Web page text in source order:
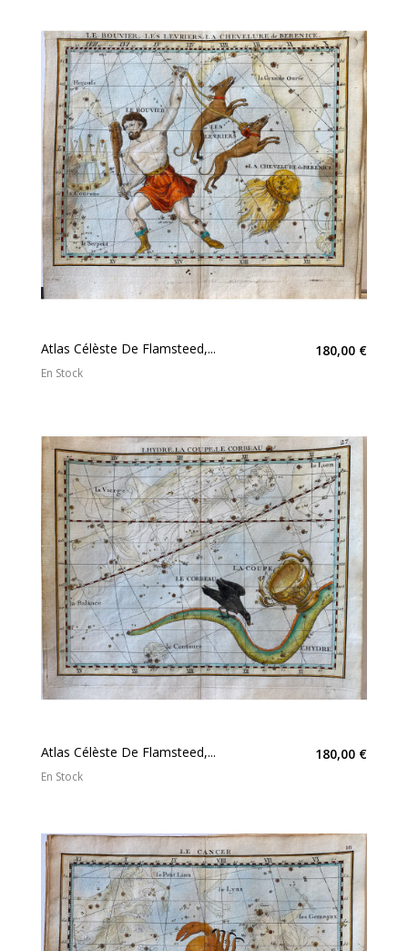
Atlas Célèste De Flamsteed,... 180,00 €
En Stock
Atlas Célèste De Flamsteed,... 180,00 €
En Stock